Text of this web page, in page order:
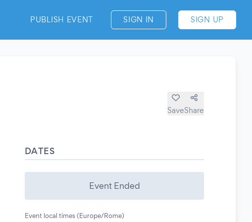
PUBLISH EVENT SIGN IN SIGN UP
SaveShare
DATES
Event Ended
Event local times (Europe/Rome)